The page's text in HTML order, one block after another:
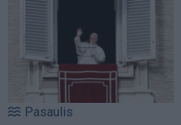
Pasaulis